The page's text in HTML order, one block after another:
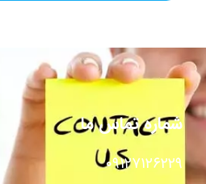
شماره تماس ما
۰۹۱۲۷۱۲۶۲۲۹